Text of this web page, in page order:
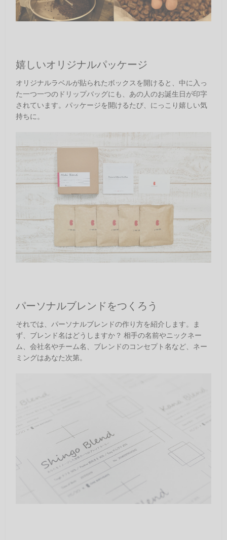
嬉しいオリジナルパッケージ
オリジナルラベルが貼られたボックスを開けると、中に入っ
た一つ一つのドリップバッグにも、あの人のお誕生日が印字
されています。パッケージを開けるたび、にっこり嬉しい気
持ちに。
パーソナルブレンドをつくろう
それでは、パーソナルブレンドの作り方を紹介します。ま
ず、ブレンド名はどうしますか？ 相手の名前やニックネー
ム、会社名やチーム名、ブレンドのコンセプト名など、ネー
ミングはあなた次第。